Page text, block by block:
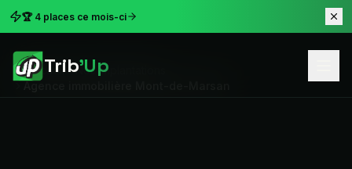
🏆 4 places ce mois-ci
Trib'Up
Accueil
Nos implantations
Agence immobilière Mont-de-Marsan